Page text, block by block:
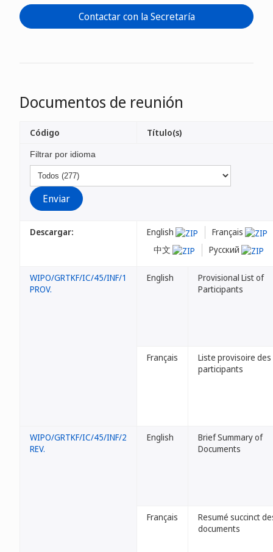
Contactar con la Secretaría
Documentos de reunión
Filtrar por idioma
Descargar: English
Français
中文
Русский
Código Título(s)
WIPO/GRTKF/IC/45/INF/1
PROV.
English
Provisional List of
Participants
Français
Liste provisoire des
participants
WIPO/GRTKF/IC/45/INF/2
REV.
English
Brief Summary of
Documents
Français
Resumé succinct
documents